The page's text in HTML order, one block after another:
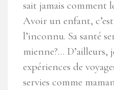
sait jamais comment
Avoir un enfant,
l’inconnu. Sa santé
mienne?… D’ailleurs,
expériences de
servies comme